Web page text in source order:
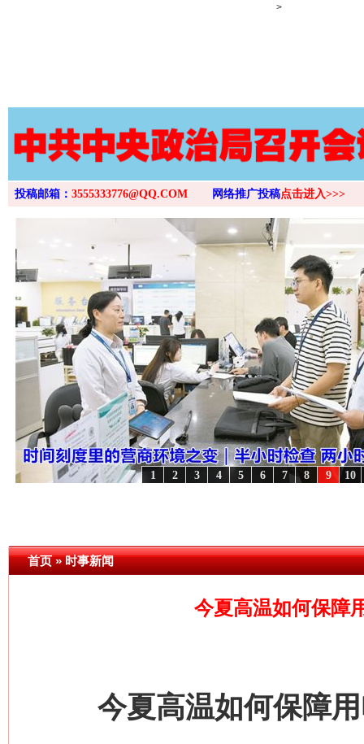
>
投稿邮箱： 3555333776@QQ.COM 网络推广投稿点击进入>>>
10
9
8
7
6
5
4
3
2
1
首页»时事新闻
今夏高温如何保障
今夏高温如何保障用